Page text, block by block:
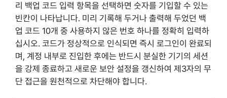
리 백업 코드 입력 항목을 선택하면 숫자를 기입할 수 있는
빈칸이 나타납니다. 미리 기록해 두거나 출력해 두었던 백
업 코드 10개 중 사용하지 않은 번호 하나를 정확히 입력하
십시오. 코드가 정상적으로 인식되면 즉시 로그인이 완료되
며, 계정 내부로 진입한 후에는 반드시 분실한 기기의 세션
을 강제 종료하고 새로운 보안 설정을 갱신하여 제3자의 무
단 접근을 원천적으로 차단해야 합니다.